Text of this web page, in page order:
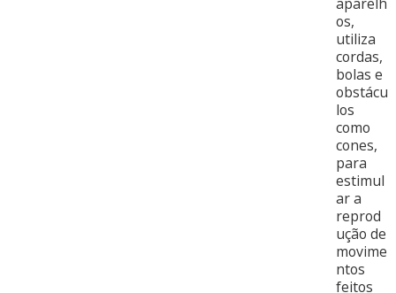
os,
utiliza
cordas,
bolas e
obstácu
los
como
cones,
para
estimul
ar a
reprod
ução de
movime
ntos
feitos